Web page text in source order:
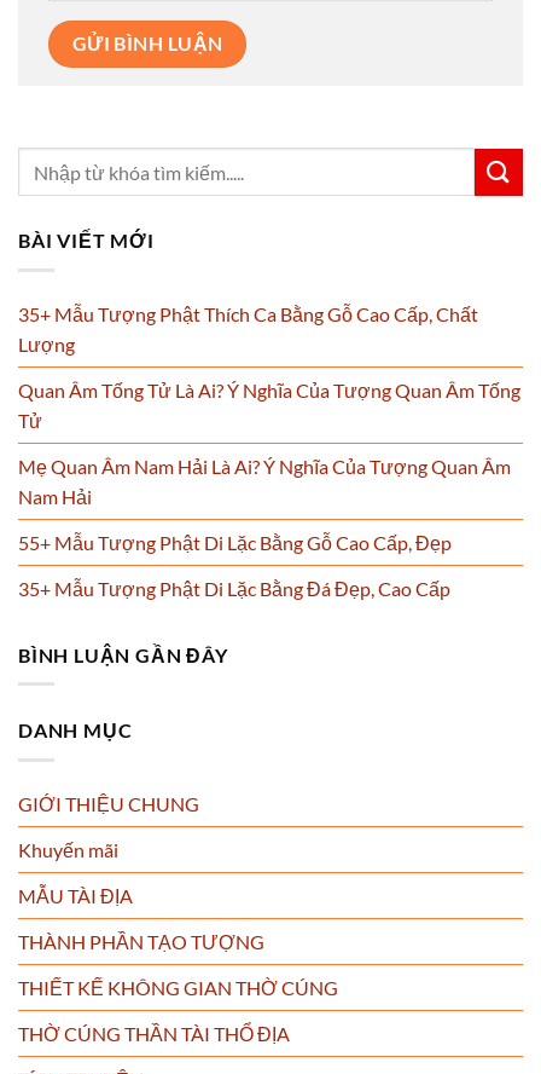
BÀI VIẾT MỚI
35+ Mẫu Tượng Phật Thích Ca Bằng Gỗ Cao Cấp, Chất
Lượng
Quan Âm Tống Tử Là Ai? Ý Nghĩa Của Tượng Quan Âm Tống
Tử
Mẹ Quan Âm Nam Hải Là Ai? Ý Nghĩa Của Tượng Quan Âm
Nam Hải
55+ Mẫu Tượng Phật Di Lặc Bằng Gỗ Cao Cấp, Đẹp
35+ Mẫu Tượng Phật Di Lặc Bằng Đá Đẹp, Cao Cấp
BÌNH LUẬN GẦN ĐÂY
DANH MỤC
GIỚI THIỆU CHUNG
Khuyến mãi
MẪU TÀI ĐỊA
THÀNH PHẦN TẠO TƯỢNG
THIẾT KẾ KHÔNG GIAN THỜ CÚNG
THỜ CÚNG THẦN TÀI THỔ ĐỊA